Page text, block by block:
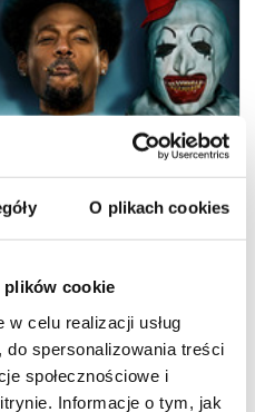
O plikach cookies
plików cookie
celu realizacji usług
, do spersonalizowania treści
społecznościowe i
Informacje o tym, jak